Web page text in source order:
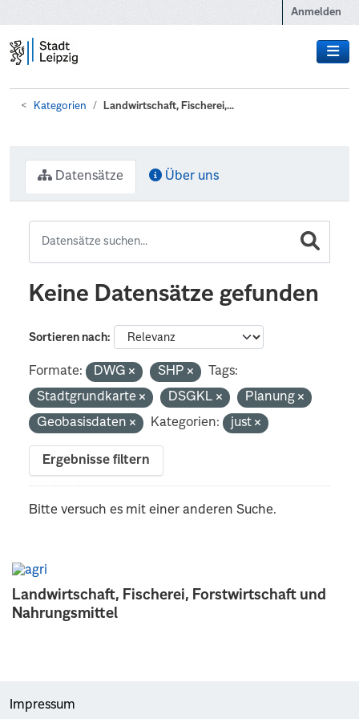
Anmelden
Kategorien Landwirtschaft, Fischerei,...
Landwirtschaft, Fischerei, Forstwirtschaft und
Nahrungsmittel
Datensätze Über uns
Keine Datensätze gefunden
Sortieren nach
Formate: DWG SHP
Tags:
Stadtgrundkarte
DSGKL
Planung
Geobasisdaten
Kategorien: just
Ergebnisse filtern
Bitte versuch es mit einer anderen Suche.
Impressum